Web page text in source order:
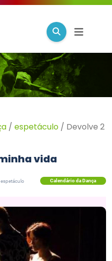
/ espetáculo / Devolve 2
vida
Calendário da Dança